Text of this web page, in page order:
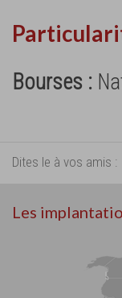
Bourses :
Dites le à vos amis :
Les